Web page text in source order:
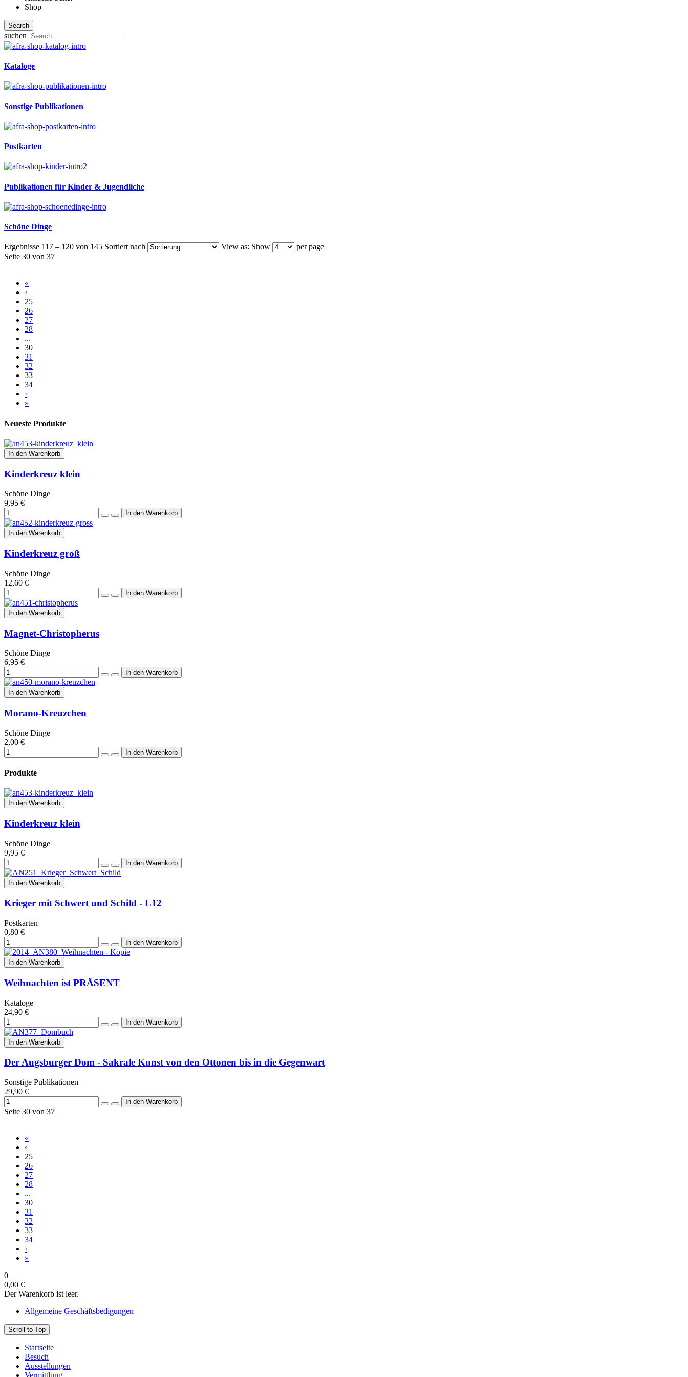
Shop
Search
suchen
Kataloge
Sonstige Publikationen
Postkarten
Publikationen für Kinder & Jugendliche
Schöne Dinge
Ergebnisse 117 – 120 von 145 Sortiert nach View as: Show
per page
Seite 30 von 37
«
‹
25
26
27
28
...
30
31
32
33
34
›
»
Neueste Produkte
In den Warenkorb
Kinderkreuz klein
Schöne Dinge
9,95 €
In den Warenkorb
Kinderkreuz groß
Schöne Dinge
12,60 €
In den Warenkorb
Magnet-Christopherus
Schöne Dinge
6,95 €
In den Warenkorb
Morano-Kreuzchen
Schöne Dinge
2,00 €
Produkte
In den Warenkorb
Kinderkreuz klein
Schöne Dinge
9,95 €
In den Warenkorb
Krieger mit Schwert und Schild - L12
Postkarten
0,80 €
In den Warenkorb
Weihnachten ist PRÄSENT
Kataloge
24,90 €
In den Warenkorb
Der Augsburger Dom - Sakrale Kunst von den Ottonen bis in die Gegenwart
Sonstige Publikationen
29,90 €
Seite 30 von 37
«
‹
25
26
27
28
...
30
31
32
33
34
›
»
0
0,00 €
Der Warenkorb ist leer.
Allgemeine Geschäftsbedigungen
Scroll to Top
Startseite
Besuch
Ausstellungen
Vermittlung